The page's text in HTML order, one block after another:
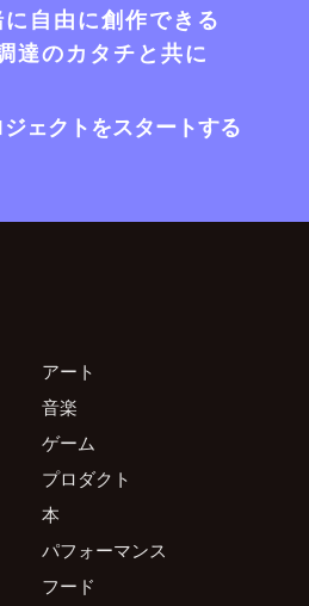
自由に創作できる
達のカタチと共に
ェクトをスタートする
アート
音楽
ゲーム
プロダクト
本
パフォーマンス
フード